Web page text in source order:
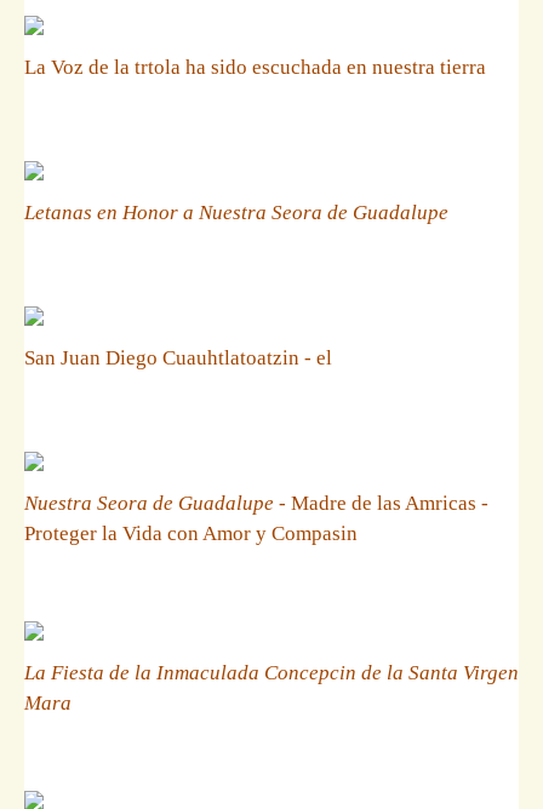
La Voz de la trtola ha sido escuchada en nuestra tierra
Letanas en Honor a Nuestra Seora de Guadalupe
San Juan Diego Cuauhtlatoatzin - el
Nuestra Seora de Guadalupe - Madre de las Amricas -
Proteger la Vida con Amor y Compasin
La Fiesta de la Inmaculada Concepcin de la Santa Virgen
Mara